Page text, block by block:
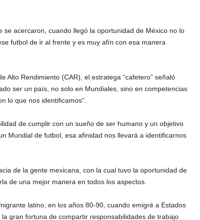
se acercaron, cuando llegó la oportunidad de México no lo
futbol de ir al frente y es muy afín con esa manera
Alto Rendimiento (CAR), el estratega “cafetero” señaló
ser un país, no solo en Mundiales, sino en competencias
lo que nos identificamos”.
de cumplir con un sueño de ser humano y un objetivo
Mundial de futbol, esa afinidad nos llevará a identificarnos
de la gente mexicana, con la cual tuvo la oportunidad de
de una mejor manera en todos los aspectos.
latino, en los años 80-90, cuando emigré a Estados
gran fortuna de compartir responsabilidades de trabajo